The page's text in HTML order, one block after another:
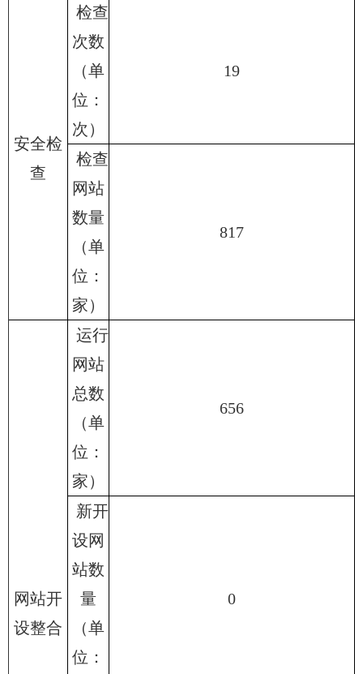
安全检
查
检查
次数
（单
位：
次）
19
检查
网站
数量
（单
位：
家）
817
网站开
设整合
运行
网站
总数
（单
位：
家）
656
新开
设网
站数
量
（单
位：
0